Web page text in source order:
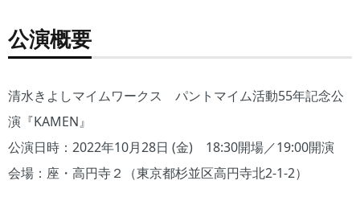
公演概要
清水きよしマイムワークス パントマイム活動55年記念公
演『KAMEN』
公演日時：2022年10月28日 (金) 18:30開場／19:00開演
会場：座・高円寺２（東京都杉並区高円寺北2-1-2）